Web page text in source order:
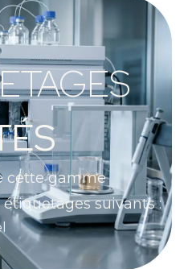
cette gamme
suivants :